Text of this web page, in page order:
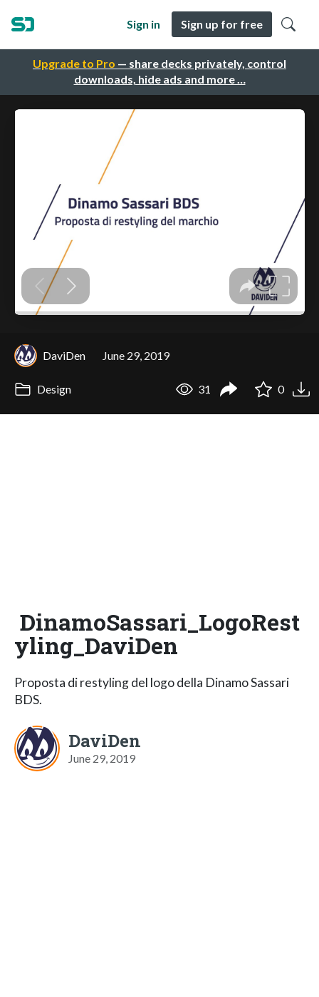
Upgrade to Pro — share decks privately, control
downloads, hide ads and more …
Sign in Sign up for free
DaviDen June 29, 2019
Design 31 0
DinamoSassari_LogoRest
yling_DaviDen
Proposta di restyling del logo della Dinamo Sassari
BDS.
DaviDen
June 29, 2019